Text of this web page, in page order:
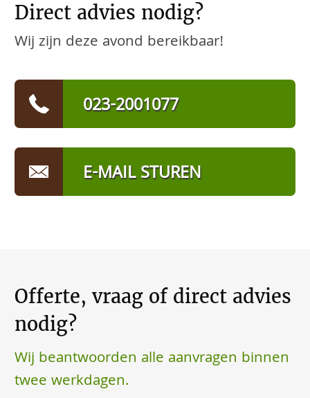
Direct advies nodig?
Wij zijn deze avond bereikbaar!
023-2001077
E-MAIL STUREN
Offerte, vraag of direct advies
nodig?
Wij beantwoorden alle aanvragen binnen
twee werkdagen.